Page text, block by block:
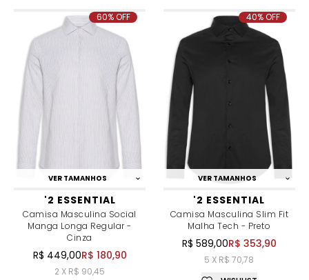
VER TAMANHOS
'2 ESSENTIAL
Camisa Masculina Social
Manga Longa Regular -
Cinza
R$ 449,00R$ 180,90
2 X R$ 90,45
60% OFF
VER TAMANHOS
'2 ESSENTIAL
Camisa Masculina Slim Fit
Malha Tech - Preto
R$ 589,00R$ 353,90
5 X R$ 70,78
40% OFF